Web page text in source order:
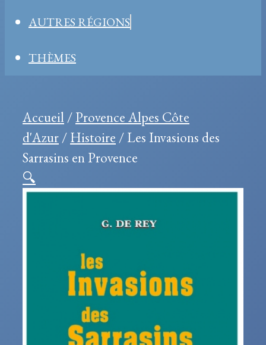
AUTRES RÉGIONS
THÈMES
Accueil/Provence Alpes Côte
d'Azur/ Histoire / Les Invasions des
Sarrasins en Provence
🔍